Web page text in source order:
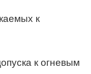
к
к огневым